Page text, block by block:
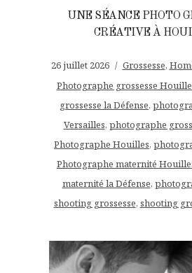
UNE SÉANCE PHOTO
CRÉATIVE À
26 juillet 2026 Grossesse,
Photographe grossesse
grossesse la Défense,
Versailles, photographe
Photographe Houilles,
Photographe maternité
maternité la Défense,
shooting grossesse, shooting